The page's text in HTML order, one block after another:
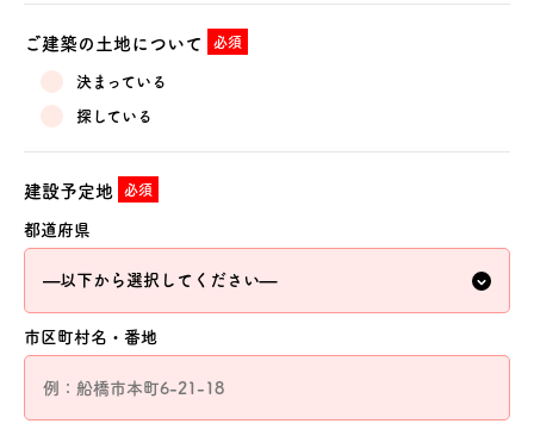
ご建築の土地について 必須
決まっている
探している
建設予定地 必須
都道府県
市区町村名・番地